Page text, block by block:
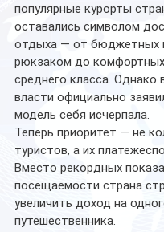
популярные курорты
оставались символом
отдыха — от бюджетных
рюкзаком до
среднего класса. Однако
власти официально
модель себя исчерпала.
Теперь приоритет — не
туристов, а их
Вместо рекордных
посещаемости страна
увеличить доход на
путешественника.